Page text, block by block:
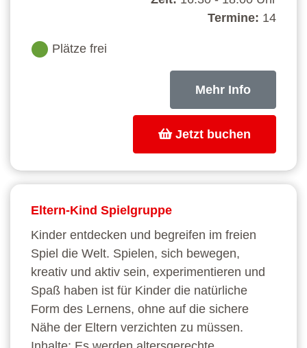
Termine: 14
Plätze frei
Mehr Info
Jetzt buchen
Eltern-Kind Spielgruppe
Kinder entdecken und begreifen im freien
Spiel die Welt. Spielen, sich bewegen,
kreativ und aktiv sein, experimentieren und
Spaß haben ist für Kinder die natürliche
Form des Lernens, ohne auf die sichere
Nähe der Eltern verzichten zu müssen.